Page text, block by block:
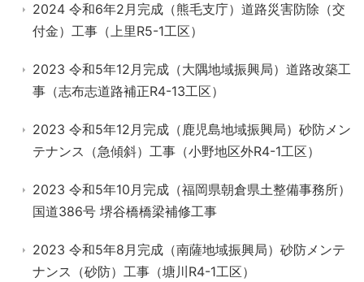
2024 令和6年2月完成（熊毛支庁）道路災害防除（交
付金）工事（上里R5-1工区）
2023 令和5年12月完成（大隅地域振興局）道路改築工
事（志布志道路補正R4-13工区）
2023 令和5年12月完成（鹿児島地域振興局）砂防メン
テナンス（急傾斜）工事（小野地区外R4-1工区）
2023 令和5年10月完成（福岡県朝倉県土整備事務所）
国道386号 堺谷橋橋梁補修工事
2023 令和5年8月完成（南薩地域振興局）砂防メンテ
ナンス（砂防）工事（塘川R4-1工区）